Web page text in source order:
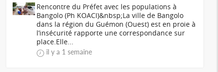
Rencontre du Préfet avec les populations à
Bangolo (Ph KOACI)&nbsp;La ville de Bangolo
dans la région du Guémon (Ouest) est en proie à
l’insécurité rapporte une correspondance sur
place.Elle...
il y a 1 semaine